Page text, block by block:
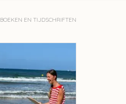
BOEKEN EN TIJDSCHRIFTEN